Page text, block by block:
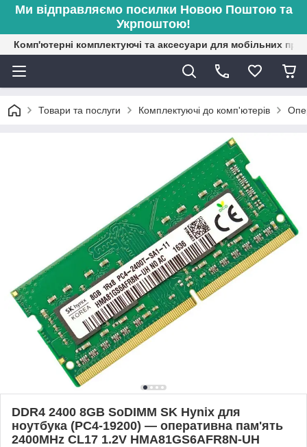
Ми відправляємо посилки Новою Поштою та
Укрпоштою!
Комп'ютерні комплектуючі та аксесуари для мобільних
Товари та послуги Комплектуючі до комп'ютерів
DDR4 2400 8GB SoDIMM SK Hynix для
ноутбука (PC4-19200) — оперативна пам'ять
2400MHz CL17 1.2V HMA81GS6AFR8N-UH